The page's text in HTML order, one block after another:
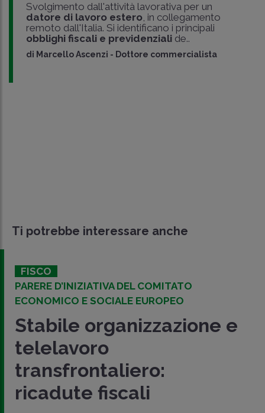
Svolgimento dall'attività lavorativa per un
datore di lavoro estero, in collegamento
remoto dall'Italia. Si identificano i principali
obblighi fiscali e previdenzialide..
di Marcello Ascenzi - Dottore commercialista
Ti potrebbe interessare anche
FISCO
PARERE D’INIZIATIVA DEL COMITATO
ECONOMICO E SOCIALE EUROPEO
Stabile organizzazione e
telelavoro
transfrontaliero:
ricadute fiscali